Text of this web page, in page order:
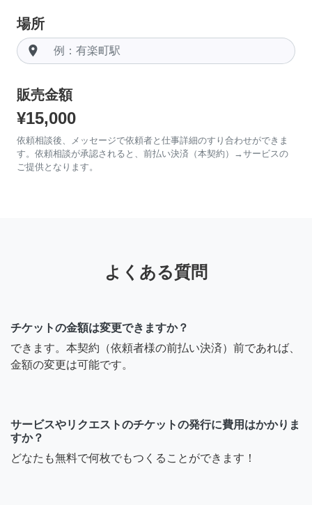
場所
room
販売金額
¥15,000
依頼相談後、メッセージで依頼者と仕事詳細のすり合わせができま
す。依頼相談が承認されると、前払い決済（本契約）→サービスの
ご提供となります。
よくある質問
チケットの金額は変更できますか？
できます。本契約（依頼者様の前払い決済）前であれば、
金額の変更は可能です。
サービスやリクエストのチケットの発行に費用はかかりま
すか？
どなたも無料で何枚でもつくることができます！